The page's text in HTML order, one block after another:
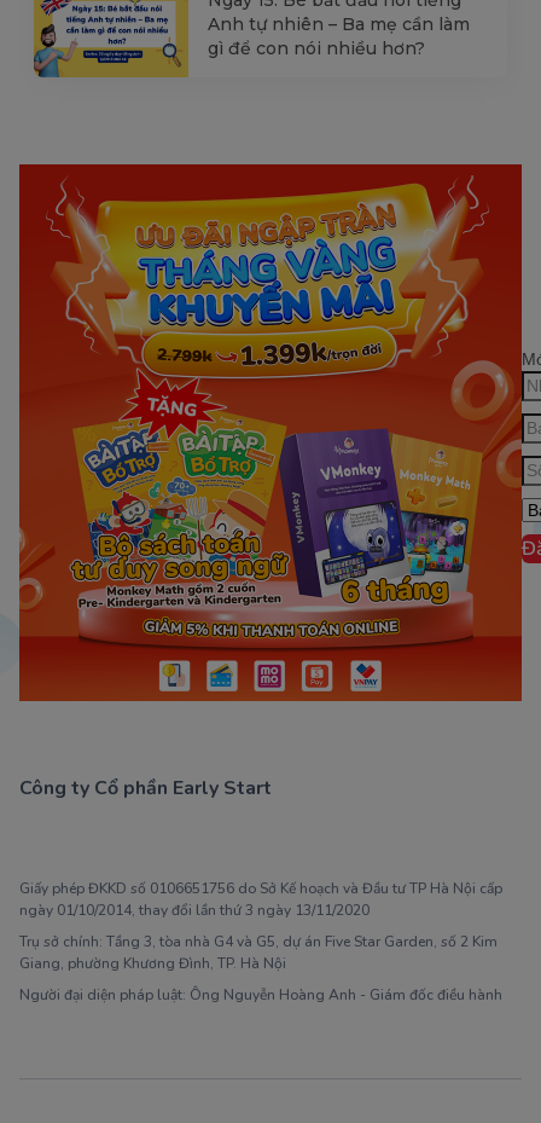
Anh tự nhiên – Ba mẹ cần làm
gì để con nói nhiều hơn?
Công ty Cổ phần Early Start
Giấy phép ĐKKD số 0106651756 do Sở Kế hoạch và Đầu tư TP Hà Nội cấp
ngày 01/10/2014, thay đổi lần thứ 3 ngày 13/11/2020
Trụ sở chính: Tầng 3, tòa nhà G4 và G5, dự án Five Star Garden, số 2 Kim
Giang, phường Khương Đình, TP. Hà Nội
Người đại diện pháp luật: Ông Nguyễn Hoàng Anh - Giám đốc điều hành